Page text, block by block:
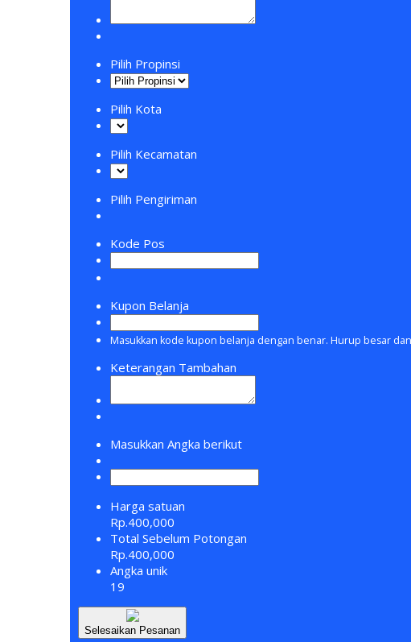
Pilih Propinsi
Pilih Kota
Pilih Kecamatan
Pilih Pengiriman
Kode Pos
Kupon Belanja
Masukkan kode kupon belanja dengan benar. Hurup besar
Keterangan Tambahan
Masukkan Angka berikut
Harga satuan
Rp.400,000
Total Sebelum Potongan
Rp.400,000
Angka unik
19
Selesaikan Pesanan